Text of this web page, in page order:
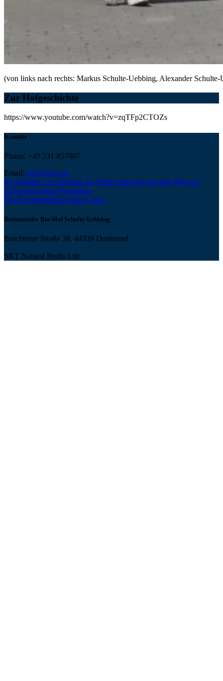
(von links nach rechts: Markus Schulte-Uebbing, Alexander
Zur Hofgeschichte
https://www.youtube.com/watch?v=zqTFp2CTOZs
Kontakt
Phone: +49 231 857007
Email: dsu@dosu.de
Im Rahmen von Farming for Future sind wir auf dem Weg zur
Klima-neutralen Produktion
Der Kemminghauser Bio-Laden
Dortmunder Bio-Hof Schulte-Uebbing
Brechtener Straße 38, 44339 Dortmund
SKT Natural Herbs Lite